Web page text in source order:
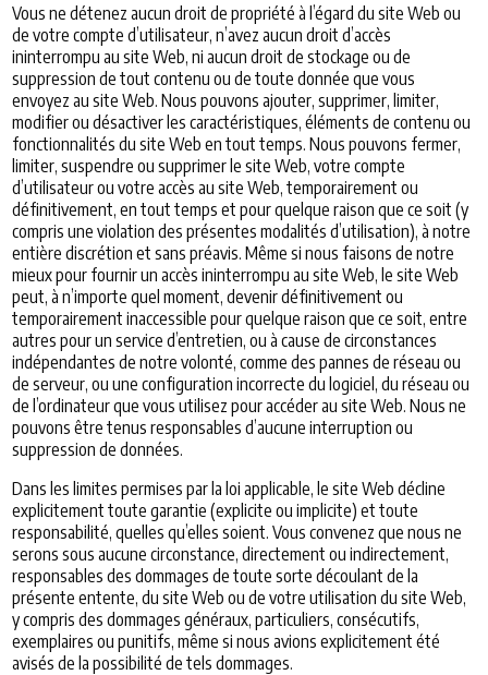
Vous ne détenez aucun droit de propriété à l’égard du site Web ou
de votre compte d’utilisateur, n’avez aucun droit d’accès
ininterrompu au site Web, ni aucun droit de stockage ou de
suppression de tout contenu ou de toute donnée que vous
envoyez au site Web. Nous pouvons ajouter, supprimer, limiter,
modifier ou désactiver les caractéristiques, éléments de contenu ou
fonctionnalités du site Web en tout temps. Nous pouvons fermer,
limiter, suspendre ou supprimer le site Web, votre compte
d’utilisateur ou votre accès au site Web, temporairement ou
définitivement, en tout temps et pour quelque raison que ce soit (y
compris une violation des présentes modalités d’utilisation), à notre
entière discrétion et sans préavis. Même si nous faisons de notre
mieux pour fournir un accès ininterrompu au site Web, le site Web
peut, à n’importe quel moment, devenir définitivement ou
temporairement inaccessible pour quelque raison que ce soit, entre
autres pour un service d’entretien, ou à cause de circonstances
indépendantes de notre volonté, comme des pannes de réseau ou
de serveur, ou une configuration incorrecte du logiciel, du réseau ou
de l’ordinateur que vous utilisez pour accéder au site Web. Nous ne
pouvons être tenus responsables d’aucune interruption ou
suppression de données.
Dans les limites permises par la loi applicable, le site Web décline
explicitement toute garantie (explicite ou implicite) et toute
responsabilité, quelles qu’elles soient. Vous convenez que nous ne
serons sous aucune circonstance, directement ou indirectement,
responsables des dommages de toute sorte découlant de la
présente entente, du site Web ou de votre utilisation du site Web,
y compris des dommages généraux, particuliers, consécutifs,
exemplaires ou punitifs, même si nous avions explicitement été
avisés de la possibilité de tels dommages.